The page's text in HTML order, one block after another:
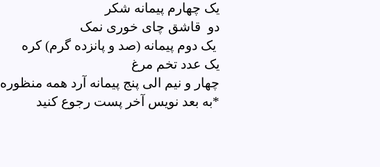
یک چهارم پیمانه شکر
دو قاشق چای خوری نمک
یک دوم پیمانه (صد و پانزده گرم) کره
یک عدد تخم مرغ
چهار و نیم الی پنج پیمانه آرد همه منظوره
*به بعد نویس آخر پست رجوع کنید